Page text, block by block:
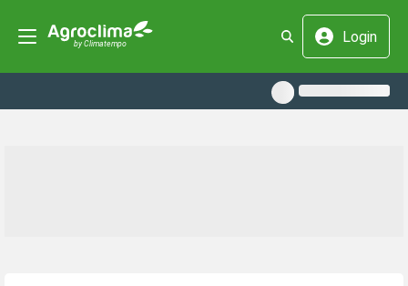
Login